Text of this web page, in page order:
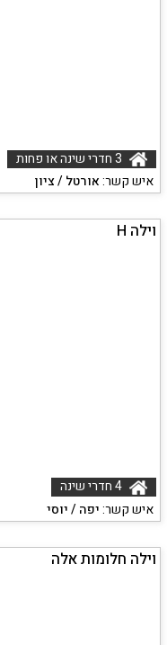
איש קשר:אורטל / ציון
וילה H
איש קשר:יפה / יוסי
וילה חלומות אלה